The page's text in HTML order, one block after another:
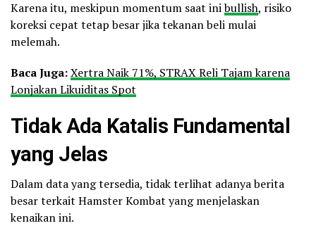
Karena itu, meskipun momentum saat inibullish, risiko
koreksi cepat tetap besar jika tekanan beli mulai
melemah.
Baca Juga:Xertra Naik 71%, STRAX Reli Tajam karena
Lonjakan Likuiditas Spot
Tidak Ada Katalis Fundamental
yang Jelas
Dalam data yang tersedia, tidak terlihat adanya berita
besar terkait Hamster Kombat yang menjelaskan
kenaikan ini.